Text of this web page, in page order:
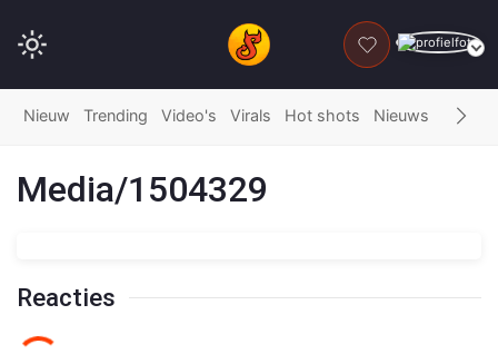
DONEER
Nieuw Trending Video's Virals Hot shots Nieuws Fails
Media/1504329
Reacties